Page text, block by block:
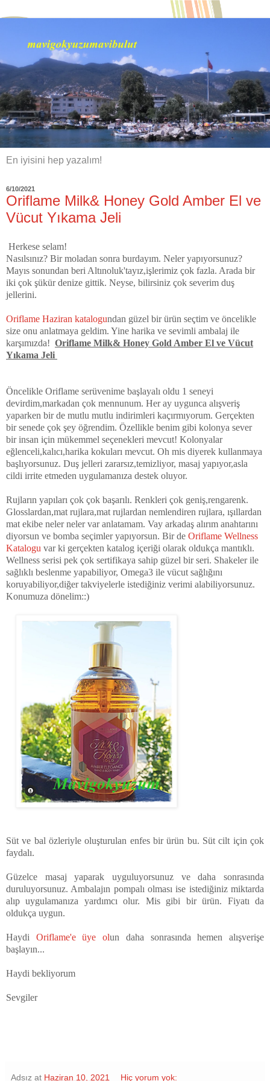
En iyisini hep yazalım!
6/10/2021
Oriflame Milk& Honey Gold Amber El ve
Vücut Yıkama Jeli
Herkese selam!
Nasılsınız? Bir moladan sonra burdayım. Neler yapıyorsunuz?
Mayıs sonundan beri Altınoluk'tayız,işlerimiz çok fazla. Arada bir
iki çok şükür denize gittik. Neyse, bilirsiniz çok severim duş
jellerini.
Oriflame Haziran katalogundan güzel bir ürün seçtim ve öncelikle
size onu anlatmaya geldim. Yine harika ve sevimli ambalaj ile
karşımızda! Oriflame Milk& Honey Gold Amber El ve Vücut
Yıkama Jeli
Öncelikle Oriflame serüvenime başlayalı oldu 1 seneyi
devirdim,markadan çok mennunum. Her ay uygunca alışveriş
yaparken bir de mutlu mutlu indirimleri kaçırmıyorum. Gerçekten
bir senede çok şey öğrendim. Özellikle benim gibi kolonya sever
bir insan için mükemmel seçenekleri mevcut! Kolonyalar
eğlenceli,kalıcı,harika kokuları mevcut. Oh mis diyerek kullanmaya
başlıyorsunuz. Duş jelleri zararsız,temizliyor, masaj yapıyor,asla
cildi irrite etmeden uygulamanıza destek oluyor.
Rujların yapıları çok çok başarılı. Renkleri çok geniş,rengarenk.
Glosslardan,mat rujlara,mat rujlardan nemlendiren rujlara, ışıllardan
mat ekibe neler neler var anlatamam. Vay arkadaş alırım anahtarını
diyorsun ve bomba seçimler yapıyorsun. Bir de Oriflame Wellness
Katalogu var ki gerçekten katalog içeriği olarak oldukça mantıklı.
Wellness serisi pek çok sertifikaya sahip güzel bir seri. Shakeler ile
sağlıklı beslenme yapabiliyor, Omega3 ile vücut sağlığını
koruyabiliyor,diğer takviyelerle istediğiniz verimi alabiliyorsunuz.
Konumuza dönelim::)
Süt ve bal özleriyle oluşturulan enfes bir ürün bu. Süt cilt için çok
faydalı.
Güzelce masaj yaparak uyguluyorsunuz ve daha sonrasında
duruluyorsunuz. Ambalajın pompalı olması ise istediğiniz miktarda
alıp uygulamanıza yardımcı olur. Mis gibi bir ürün. Fiyatı da
oldukça uygun.
Haydi Oriflame'e üye olun daha sonrasında hemen alışverişe
başlayın...
Haydi bekliyorum
Sevgiler
Adsız at Haziran 10, 2021 Hiç yorum yok: